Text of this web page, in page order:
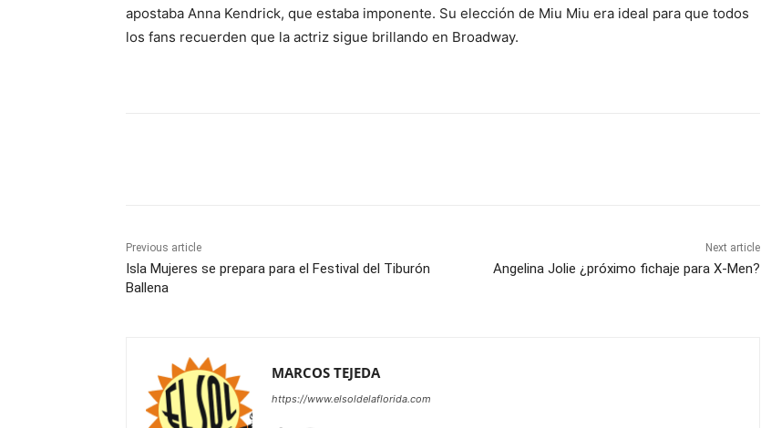
apostaba Anna Kendrick, que estaba imponente. Su elección de Miu Miu era ideal para que todos
los fans recuerden que la actriz sigue brillando en Broadway.
Previous article
Isla Mujeres se prepara para el Festival del Tiburón
Ballena
Next article
Angelina Jolie ¿próximo fichaje para X-Men?
MARCOS TEJEDA
https://www.elsoldelaflorida.com